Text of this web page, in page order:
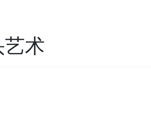
术